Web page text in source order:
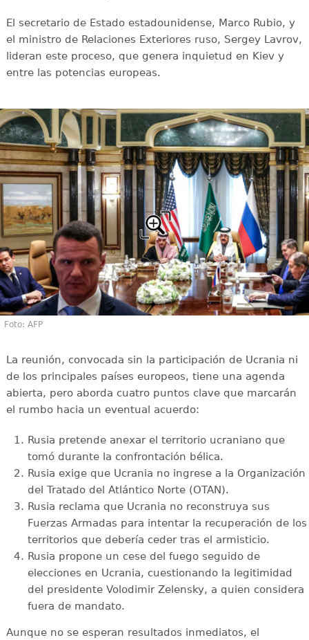
El secretario de Estado estadounidense, Marco Rubio, y
el ministro de Relaciones Exteriores ruso, Sergey Lavrov,
lideran este proceso, que genera inquietud en Kiev y
entre las potencias europeas.
Foto: AFP
La reunión, convocada sin la participación de Ucrania ni
de los principales países europeos, tiene una agenda
abierta, pero aborda cuatro puntos clave que marcarán
el rumbo hacia un eventual acuerdo:
Rusia pretende anexar el territorio ucraniano que
tomó durante la confrontación bélica.
Rusia exige que Ucrania no ingrese a la Organización
del Tratado del Atlántico Norte (OTAN).
Rusia reclama que Ucrania no reconstruya sus
Fuerzas Armadas para intentar la recuperación de los
territorios que debería ceder tras el armisticio.
Rusia propone un cese del fuego seguido de
elecciones en Ucrania, cuestionando la legitimidad
del presidente Volodimir Zelensky, a quien considera
fuera de mandato.
Aunque no se esperan resultados inmediatos, el